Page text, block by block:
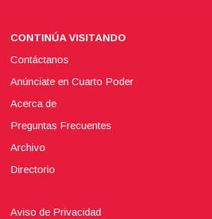
CONTINÚA VISITANDO
Contáctanos
Anúnciate en Cuarto Poder
Acerca de
Preguntas Frecuentes
Archivo
Directorio
Aviso de Privacidad